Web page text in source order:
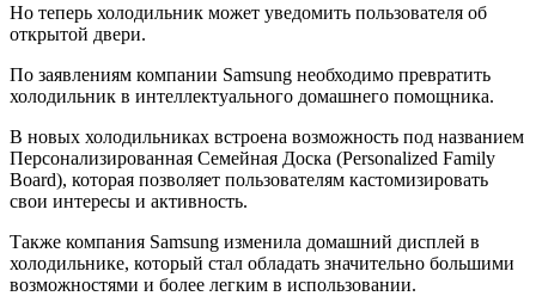
Но теперь холодильник может уведомить пользователя об
открытой двери.
По заявлениям компании Samsung необходимо превратить
холодильник в интеллектуального домашнего помощника.
В новых холодильниках встроена возможность под названием
Персонализированная Семейная Доска (Personalized Family
Board), которая позволяет пользователям кастомизировать
свои интересы и активность.
Также компания Samsung изменила домашний дисплей в
холодильнике, который стал обладать значительно большими
возможностями и более легким в использовании.